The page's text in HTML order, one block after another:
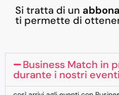
Si tratta di un
ti permette di
Business Match in
durante i nostri eventi